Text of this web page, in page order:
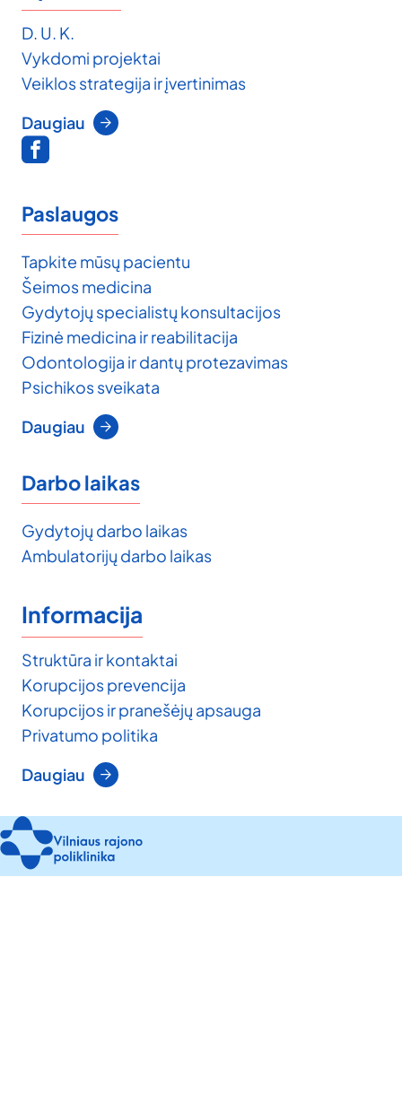
D. U. K.
Vykdomi projektai
Veiklos strategija ir įvertinimas
Daugiau
Paslaugos
Tapkite mūsų pacientu
Šeimos medicina
Gydytojų specialistų konsultacijos
Fizinė medicina ir reabilitacija
Odontologija ir dantų protezavimas
Psichikos sveikata
Daugiau
Darbo laikas
Gydytojų darbo laikas
Ambulatorijų darbo laikas
Informacija
Struktūra ir kontaktai
Korupcijos prevencija
Korupcijos ir pranešėjų apsauga
Privatumo politika
Daugiau